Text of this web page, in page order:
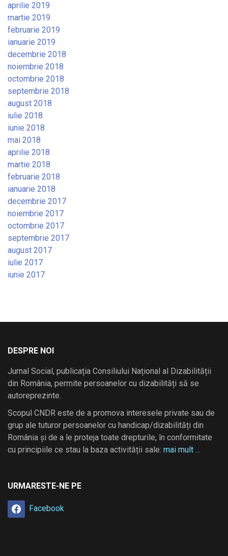
aprilie 2019
martie 2019
februarie 2019
ianuarie 2019
decembrie 2018
noiembrie 2018
octombrie 2018
septembrie 2018
august 2018
iulie 2018
iunie 2018
mai 2018
aprilie 2018
martie 2018
februarie 2018
ianuarie 2018
decembrie 2017
noiembrie 2017
octombrie 2017
septembrie 2017
august 2017
iulie 2017
iunie 2017
DESPRE NOI
Jurnal Social, publicația Consiliului Național al Dizabilității
din România, permite persoanelor cu dizabilități să se
autoreprezinte.
Scopul CNDR este de a promova interesele private sau de
grup ale tuturor persoanelor cu handicap/dizabilități din
România și de a le proteja toate drepturile, în conformitate
cu principiile ce stau la baza activității sale: mai mult …
URMARESTE-NE PE
Facebook